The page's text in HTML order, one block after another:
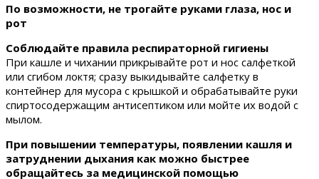
По возможности, не трогайте руками глаза, нос и
рот
Соблюдайте правила респираторной гигиены
При кашле и чихании прикрывайте рот и нос салфеткой
или сгибом локтя; сразу выкидывайте салфетку в
контейнер для мусора с крышкой и обрабатывайте руки
спиртосодержащим антисептиком или мойте их водой с
мылом.
При повышении температуры, появлении кашля и
затруднении дыхания как можно быстрее
обращайтесь за медицинской помощью